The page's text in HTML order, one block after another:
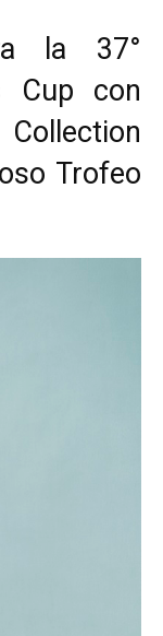
la 37°
Cup con
Trofeo